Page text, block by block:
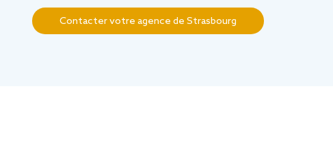
Contacter votre agence de Strasbourg